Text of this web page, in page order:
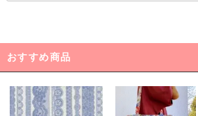
おすすめ商品